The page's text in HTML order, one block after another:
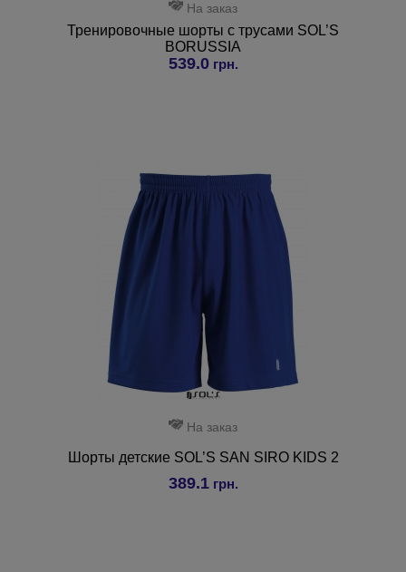
На заказ
Тренировочные шорты с трусами SOL’S
BORUSSIA
539.0грн.
На заказ
Шорты детские SOL’S SAN SIRO KIDS 2
389.1грн.